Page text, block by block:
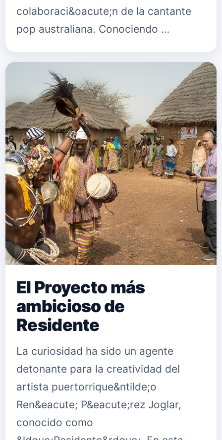
colaboraci&oacute;n de la cantante
pop australiana. Conociendo …
El Proyecto más
ambicioso de
Residente
La curiosidad ha sido un agente
detonante para la creatividad del
artista puertorrique&ntilde;o
Ren&eacute; P&eacute;rez Joglar,
conocido como